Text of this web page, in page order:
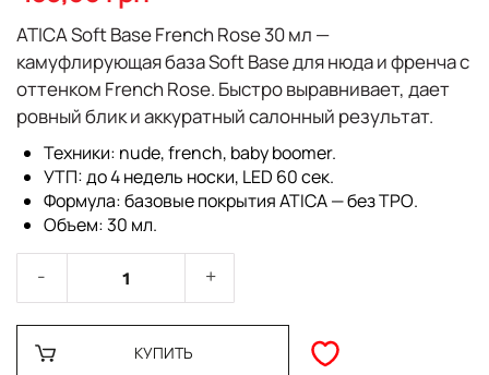
галереи
изображений
ATICA Soft Base French Rose 30 мл —
камуфлирующая база Soft Base для нюда и френча с
оттенком French Rose. Быстро выравнивает, дает
ровный блик и аккуратный салонный результат.
Техники: nude, french, baby boomer.
УТП:до 4 недель носки, LED 60 сек.
Формула:базовые покрытия ATICA —без TPO.
Объем:30 мл.
КУПИТЬ